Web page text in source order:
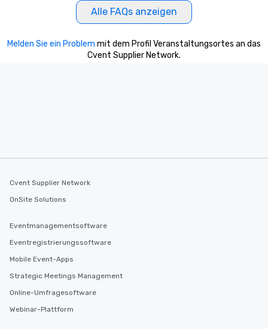
Alle FAQs anzeigen
Melden Sie ein Problem mit dem Profil Veranstaltungsortes an das
Cvent Supplier Network.
Cvent Supplier Network
OnSite Solutions
Eventmanagementsoftware
Eventregistrierungssoftware
Mobile Event-Apps
Strategic Meetings Management
Online-Umfragesoftware
Webinar-Plattform